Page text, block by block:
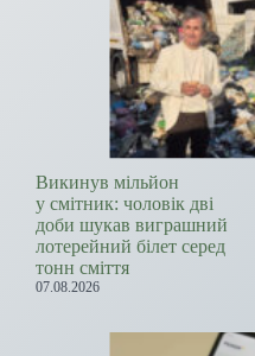
Викинув мільйон
у смітник: чоловік дві
доби шукав виграшний
лотерейний білет серед
тонн сміття
07.08.2026